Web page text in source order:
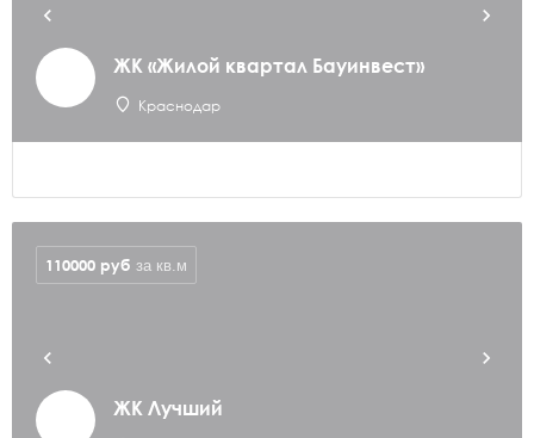
ЖК «Жилой квартал Бауинвест»
Краснодар
ЖК Лучший
110000 руб за кв.м